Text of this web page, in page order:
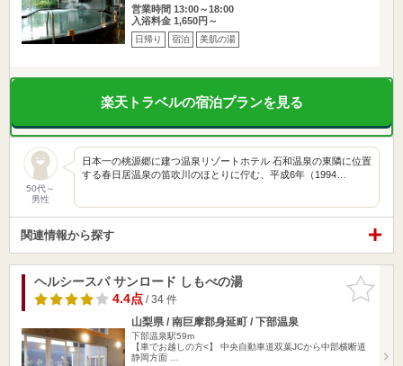
営業時間 13:00～18:00
入浴料金 1,650円～
日帰り 宿泊 美肌の湯
楽天トラベルの宿泊プランを見る
50代～
男性
日本一の桃源郷に建つ温泉リゾートホテル 石和温泉の東隣に位置
する春日居温泉の笛吹川のほとりに佇む、平成6年（1994…
関連情報から探す
お気に入
りに追加
ヘルシースパ サンロード しもべの湯
4.4点/ 34 件
山梨県 / 南巨摩郡身延町 / 下部温泉
下部温泉駅59m
【車でお越しの方<】 中央自動車道双葉JCから中部横断道
静岡方面 …